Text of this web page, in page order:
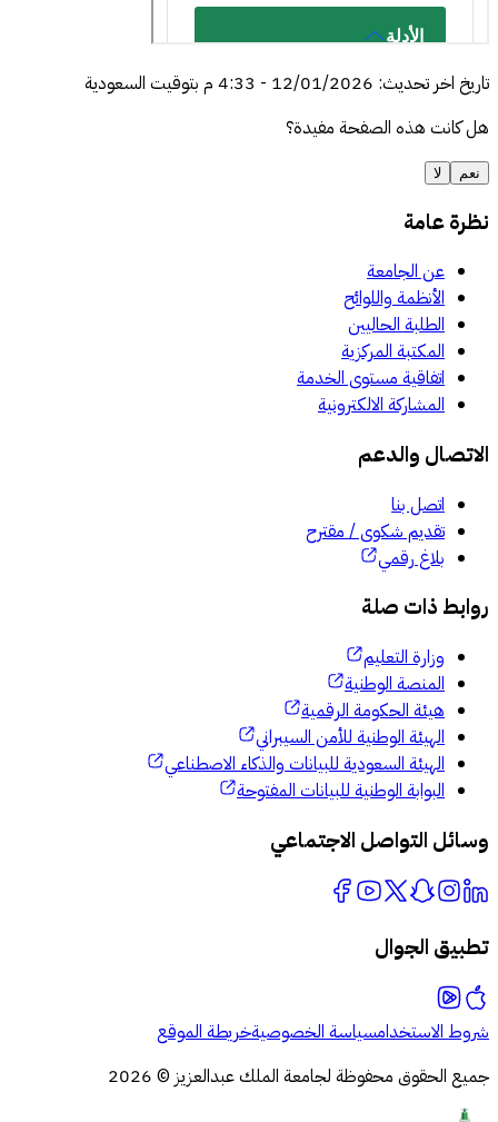
تاريخ اخر تحديث:
12/01/2026
- 4:33 م
بتوقيت السعودية
هل كانت هذه الصفحة مفيدة؟
نعم لا
نظرة عامة
عن الجامعة
الأنظمة واللوائح
الطلبة الحاليين
المكتبة المركزية
اتفاقية مستوى الخدمة
المشاركة الالكترونية
الاتصال والدعم
اتصل بنا
تقديم شكوى / مقترح
بلاغ رقمي
روابط ذات صلة
وزارة التعليم
المنصة الوطنية
هيئة الحكومة الرقمية
الهيئة الوطنية للأمن السيبراني
الهيئة السعودية للبيانات والذكاء الاصطناعي
البوابة الوطنية للبيانات المفتوحة
وسائل التواصل الاجتماعي
تطبيق الجوال
شروط الاستخدامسياسة الخصوصيةخريطة الموقع
جميع الحقوق محفوظة لجامعة الملك عبدالعزيز © 2026